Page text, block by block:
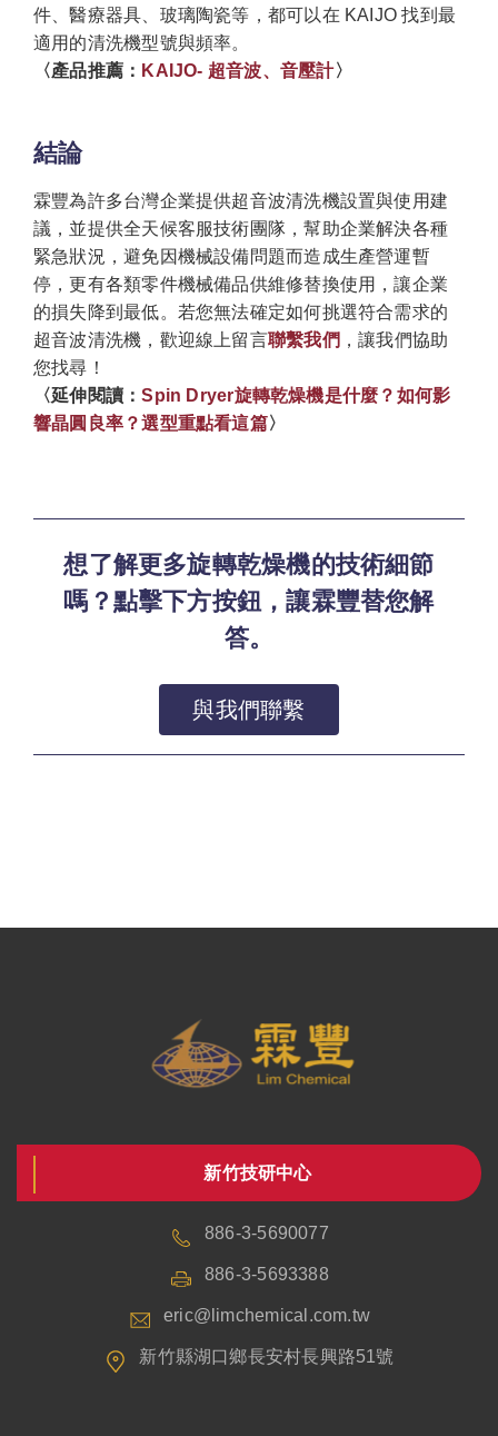
件、醫療器具、玻璃陶瓷等，都可以在 KAIJO 找到最
適用的清洗機型號與頻率。
〈產品推薦： KAIJO- 超音波、音壓計〉
結論
霖豐為許多台灣企業提供超音波清洗機設置與使用建
議，並提供全天候客服技術團隊，幫助企業解決各種
緊急狀況，避免因機械設備問題而造成生產營運暫
停，更有各類零件機械備品供維修替換使用，讓企業
的損失降到最低。若您無法確定如何挑選符合需求的
超音波清洗機，歡迎線上留言聯繫我們 ，讓我們協助
您找尋！
〈延伸閱讀：Spin Dryer旋轉乾燥機是什麼？如何影
響晶圓良率？選型重點看這篇〉
想了解更多旋轉乾燥機的技術細節
嗎？點擊下方按鈕，讓霖豐替您解
答。
與我們聯繫
新竹技研中心
886-3-5690077
886-3-5693388
eric@limchemical.com.tw
新竹縣湖口鄉長安村長興路51號